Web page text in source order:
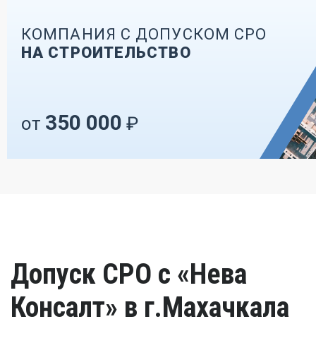
КОМПАНИЯ С ДОПУСКОМ СРО
НА СТРОИТЕЛЬСТВО
от 350 000 ₽
Допуск СРО с «Нева
Консалт» в г.Махачкала